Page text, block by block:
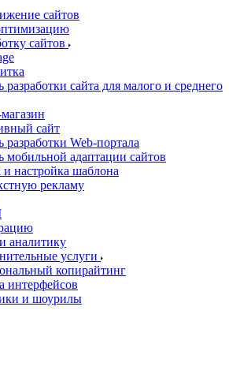
сайтов
сайтов
разработки сайта для малого и среднего
сайт
разработки Web-портала
мобильной адаптации сайтов
и настройка шаблона
рекламу
аналитику
услуги
копирайтинг
интерфейсов
и шоурилы